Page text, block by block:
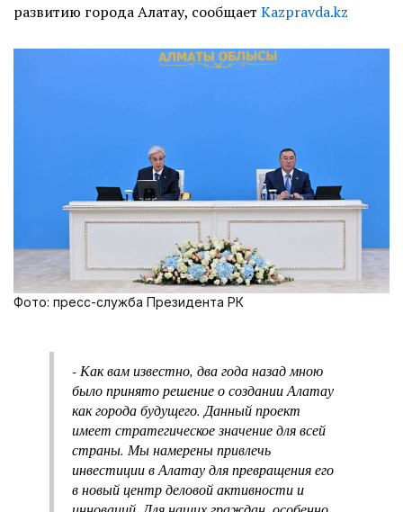
развитию города Алатау, сообщает Kazpravda.kz
Фото: пресс-служба Президента РК
- Как вам известно, два года назад мною
было принято решение о создании Алатау
как города будущего. Данный проект
имеет стратегическое значение для всей
страны. Мы намерены привлечь
инвестиции в Алатау для превращения его
в новый центр деловой активности и